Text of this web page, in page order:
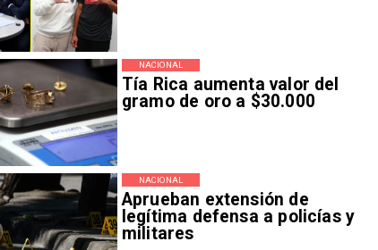
Tía Rica aumenta valor del
gramo de oro a $30.000
NACIONAL
Aprueban extensión de
legítima defensa a policías y
militares
NACIONAL